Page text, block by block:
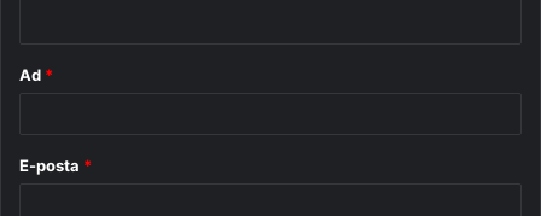
Ad *
E-posta *